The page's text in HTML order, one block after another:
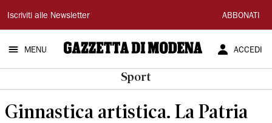
Gazzetta
di
Modena
Iscriviti alle Newsletter ABBONATI
MENU ACCEDI
Sport
Ginnastica artistica. La Patria